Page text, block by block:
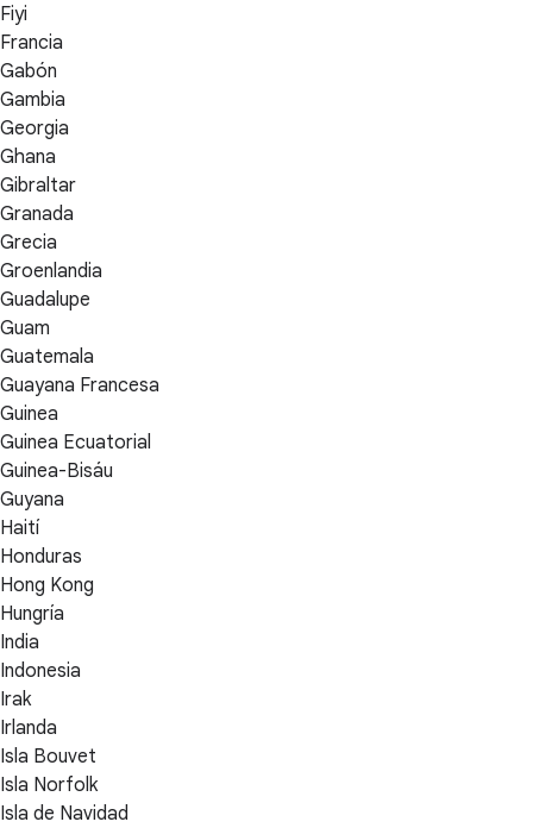
Fiyi
Francia
Gabón
Gambia
Georgia
Ghana
Gibraltar
Granada
Grecia
Groenlandia
Guadalupe
Guam
Guatemala
Guayana Francesa
Guinea
Guinea Ecuatorial
Guinea-Bisáu
Guyana
Haití
Honduras
Hong Kong
Hungría
India
Indonesia
Irak
Irlanda
Isla Bouvet
Isla Norfolk
Isla de Navidad